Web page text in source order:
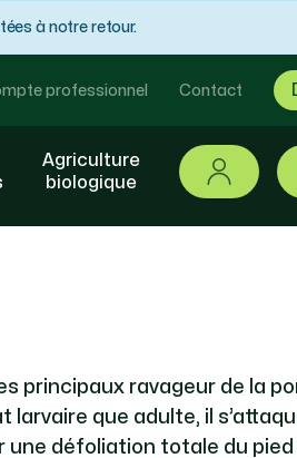
à notre retour.
professionnel Contact
Agriculture
biologique
Se
principaux ravageur de la
larvaire que adulte, il
une défoliation totale du pied